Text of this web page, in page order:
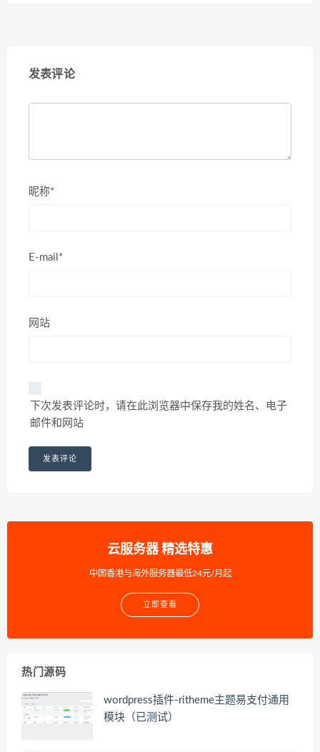
发表评论
昵称*
E-mail*
网站
下次发表评论时，请在此浏览器中保存我的姓名、电子
邮件和网站
云服务器 精选特惠
中国香港与海外服务器最低24元/月起
立即查看
热门源码
wordpress插件-ritheme主题易支付通用
模块（已测试）